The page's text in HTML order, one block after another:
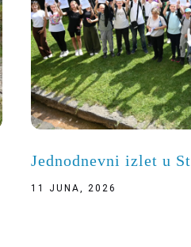
Jednodnevni izlet u
11 JUNA, 2026